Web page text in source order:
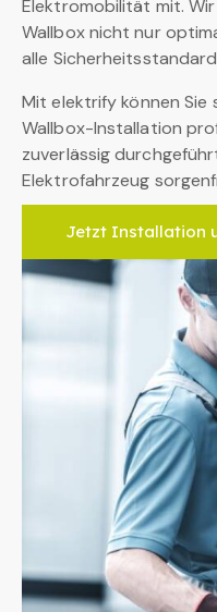
Elektromobilität mit.
Wallbox nicht nur
alle
Mit elektrify können Sie
Wallbox-Installation
zuverlässig
Elektrofahrzeug
Jetzt Installation